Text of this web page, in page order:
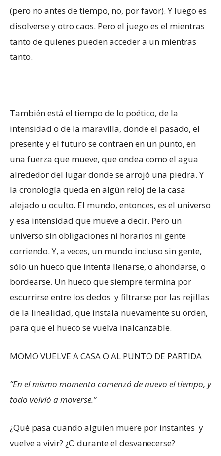
(pero no antes de tiempo, no, por favor). Y luego es
disolverse y otro caos. Pero el juego es el mientras
tanto de quienes pueden acceder a un mientras
tanto.
También está el tiempo de lo poético, de la
intensidad o de la maravilla, donde el pasado, el
presente y el futuro se contraen en un punto, en
una fuerza que mueve, que ondea como el agua
alrededor del lugar donde se arrojó una piedra. Y
la cronología queda en algún reloj de la casa
alejado u oculto. El mundo, entonces, es el universo
y esa intensidad que mueve a decir. Pero un
universo sin obligaciones ni horarios ni gente
corriendo. Y, a veces, un mundo incluso sin gente,
sólo un hueco que intenta llenarse, o ahondarse, o
bordearse. Un hueco que siempre termina por
escurrirse entre los dedos y filtrarse por las rejillas
de la linealidad, que instala nuevamente su orden,
para que el hueco se vuelva inalcanzable.
MOMO VUELVE A CASA O AL PUNTO DE PARTIDA
“En el mismo momento comenzó de nuevo el tiempo, y
todo volvió a moverse.”
¿Qué pasa cuando alguien muere por instantes y
vuelve a vivir? ¿O durante el desvanecerse?